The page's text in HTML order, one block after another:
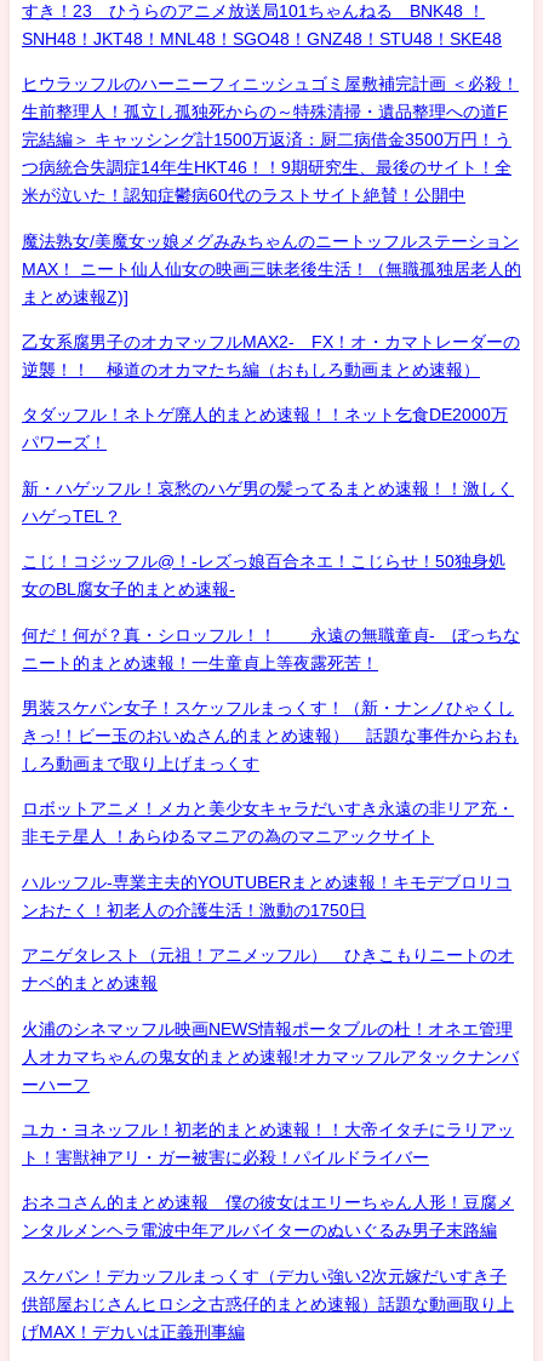
すき！23 ひうらのアニメ放送局101ちゃんねる BNK48 ！
SNH48！JKT48！MNL48！SGO48！GNZ48！STU48！SKE48
ヒウラッフルのハーニーフィニッシュゴミ屋敷補完計画 ＜必殺！
生前整理人！孤立し孤独死からの～特殊清掃・遺品整理への道F
完結編＞ キャッシング計1500万返済：厨二病借金3500万円！う
つ病統合失調症14年生HKT46！！9期研究生、最後のサイト！全
米が泣いた！認知症鬱病60代のラストサイト絶賛！公開中
魔法熟女/美魔女ッ娘メグみみちゃんのニートッフルステーション
MAX！ ニート仙人仙女の映画三昧老後生活！（無職孤独居老人的
まとめ速報Z)]
乙女系腐男子のオカマッフルMAX2- FX！オ・カマトレーダーの
逆襲！！ 極道のオカマたち編（おもしろ動画まとめ速報）
タダッフル！ネトゲ廃人的まとめ速報！！ネット乞食DE2000万
パワーズ！
新・ハゲッフル！哀愁のハゲ男の髪ってるまとめ速報！！激しく
ハゲっTEL？
こじ！コジッフル@！-レズっ娘百合ネエ！こじらせ！50独身処
女のBL腐女子的まとめ速報-
何だ！何が？真・シロッフル！！ 永遠の無職童貞- ぼっちな
ニート的まとめ速報！一生童貞上等夜露死苦！
男装スケバン女子！スケッフルまっくす！（新・ナンノひゃくし
きっ!！ビー玉のおいぬさん的まとめ速報） 話題な事件からおも
しろ動画まで取り上げまっくす
ロボットアニメ！メカと美少女キャラだいすき永遠の非リア充・
非モテ星人 ！あらゆるマニアの為のマニアックサイト
ハルッフル-専業主夫的YOUTUBERまとめ速報！キモデブロリコ
ンおたく！初老人の介護生活！激動の1750日
アニゲタレスト（元祖！アニメッフル） ひきこもりニートのオ
ナベ的まとめ速報
火浦のシネマッフル映画NEWS情報ポータブルの杜！オネエ管理
人オカマちゃんの鬼女的まとめ速報!オカマッフルアタックナンバ
ーハーフ
ユカ・ヨネッフル！初老的まとめ速報！！大帝イタチにラリアッ
ト！害獣神アリ・ガー被害に必殺！パイルドライバー
おネコさん的まとめ速報 僕の彼女はエリーちゃん人形！豆腐メ
ンタルメンヘラ電波中年アルバイターのぬいぐるみ男子末路編
スケバン！デカッフルまっくす（デカい強い2次元嫁だいすき子
供部屋おじさんヒロシ之古惑仔的まとめ速報）話題な動画取り上
げMAX！デカいは正義刑事編